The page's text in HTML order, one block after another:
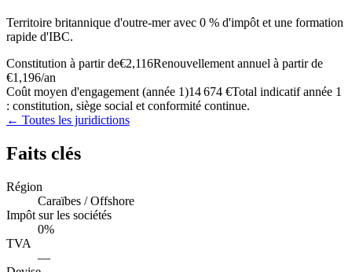
Territoire britannique d'outre-mer avec 0 % d'impôt et une formation
rapide d'IBC.
Constitution à partir de€2,116Renouvellement annuel à partir de
€1,196/an
Coût moyen d'engagement (année 1)14 674 €Total indicatif année 1
: constitution, siège social et conformité continue.
← Toutes les juridictions
Faits clés
Région
Caraïbes / Offshore
Impôt sur les sociétés
0%
TVA
—